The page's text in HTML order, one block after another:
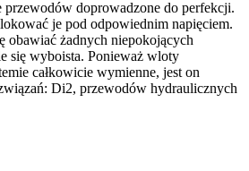
przewodów doprowadzone do perfekcji.
je pod odpowiednim napięciem.
obawiać żadnych niepokojących
się wyboista. Ponieważ wloty
całkowicie wymienne, jest on
Di2, przewodów hydraulicznych